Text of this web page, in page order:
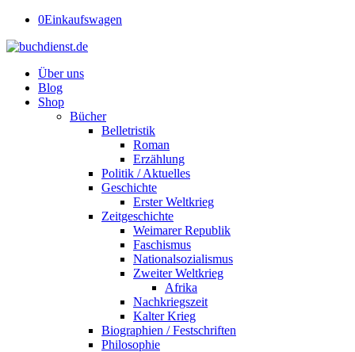
0Einkaufswagen
Über uns
Blog
Shop
Bücher
Belletristik
Roman
Erzählung
Politik / Aktuelles
Geschichte
Erster Weltkrieg
Zeitgeschichte
Weimarer Republik
Faschismus
Nationalsozialismus
Zweiter Weltkrieg
Afrika
Nachkriegszeit
Kalter Krieg
Biographien / Festschriften
Philosophie